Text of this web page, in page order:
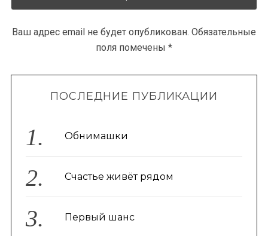
Ваш адрес email не будет опубликован. Обязательные
поля помечены *
ПОСЛЕДНИЕ ПУБЛИКАЦИИ
Обнимашки
Счастье живёт рядом
Первый шанс